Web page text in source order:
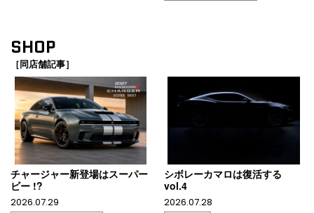
SHOP
［同店舗記事］
チャージャー新登場はスーパー
ビー !?
2026.07.29
シボレーカマロは復活する
vol.4
2026.07.28